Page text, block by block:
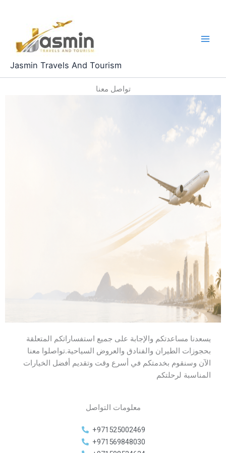
Jasmin Travels And Tourism
تواصل معنا
يسعدنا مساعدتكم والإجابة على جميع استفساراتكم المتعلقة
بحجوزات الطيران والفنادق والعروض السياحية.تواصلوا معنا
الآن وسنقوم بخدمتكم في أسرع وقت وتقديم أفضل الخيارات
المناسبة لرحلتكم
معلومات التواصل
+971525002469
+971569848030